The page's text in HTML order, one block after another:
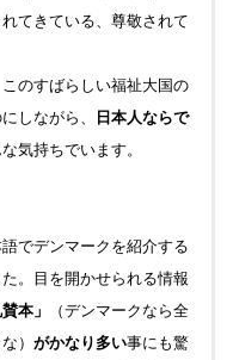
てきている、尊敬されて
のすばらしい福祉大国の
しながら、
日本人ならで
気持ちでいます。
でデンマークを紹介する
。目を開かせられる情報
賛本」
（デンマークなら全
） がかなり多い事にも驚